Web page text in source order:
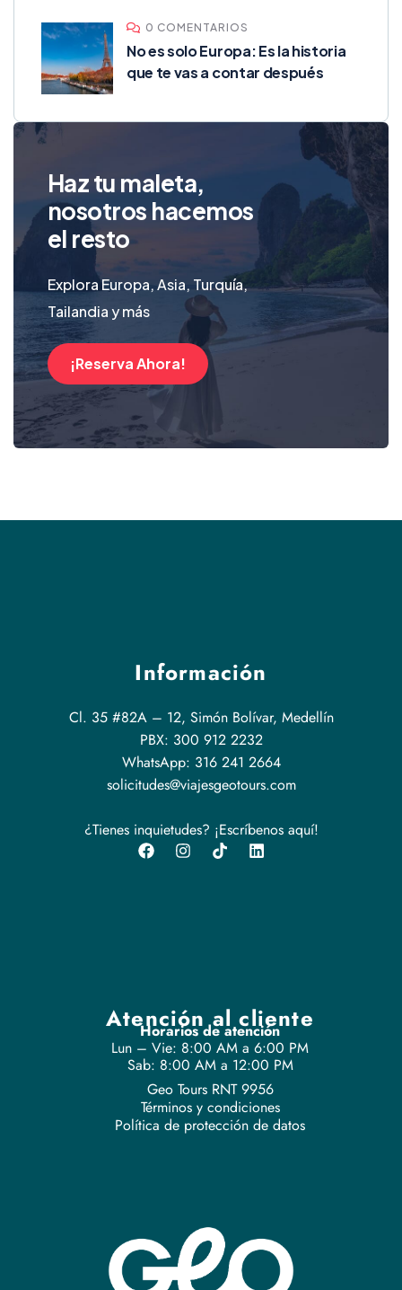
0 COMENTARIOS
No es solo Europa: Es la historia
que te vas a contar después
Haz tu maleta,
nosotros hacemos
el resto
Explora Europa, Asia, Turquía,
Tailandia y más
¡Reserva Ahora!
Información
Cl. 35 #82A – 12, Simón Bolívar, Medellín
PBX: 300 912 2232
WhatsApp: 316 241 2664
solicitudes@viajesgeotours.com
¿Tienes inquietudes? ¡Escríbenos aquí!
Atención al cliente
Horarios de atención
Lun – Vie: 8:00 AM a 6:00 PM
Sab: 8:00 AM a 12:00 PM
Geo Tours RNT 9956
Términos y condiciones
Política de protección de datos